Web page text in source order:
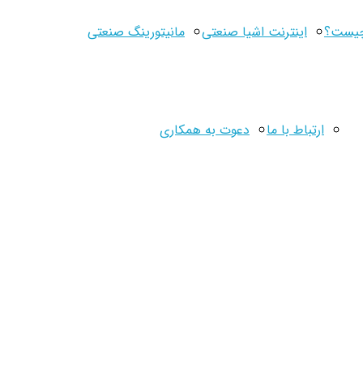
اینترنت اشیا صنعتی
مانیتورینگ صنعتی
ارتباط با ما
دعوت به همکاری